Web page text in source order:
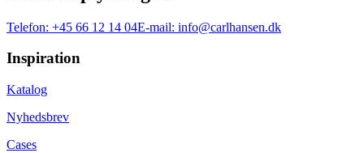
Telefon: +45 66 12 14 04E-mail: info@carlhansen.dk
Inspiration
Katalog
Nyhedsbrev
Cases